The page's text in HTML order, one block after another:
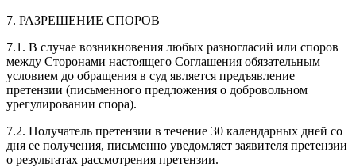
7. РАЗРЕШЕНИЕ СПОРОВ
7.1. В случае возникновения любых разногласий или споров
между Сторонами настоящего Соглашения обязательным
условием до обращения в суд является предъявление
претензии (письменного предложения о добровольном
урегулировании спора).
7.2. Получатель претензии в течение 30 календарных дней со
дня ее получения, письменно уведомляет заявителя претензии
о результатах рассмотрения претензии.